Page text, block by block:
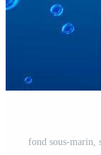
fond sous-marin,